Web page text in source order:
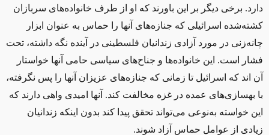
دارد. برخی دیگر بر این باورند که او از طرف خانواده‌های سربازان
کشته‌شده اسرائیلی که جنازه‌های آنها را حماس به عنوان ابزار
چانه‌زنی در مورد آزادی زندانیان فلسطینی در آینده نگه داشته، تحت
فشار است. این خانواده‌ها و جناح‌های سیاسی حامی آنها خواستار
آن ‌اند که اسرائیل تا زمانی که جنازه‌های عزیزان آنها را پس نگرفته،
با بهسازی‌های عمده در غزه مخالفت کند. آنها امیدی واهی دارند که
این خواسته به‌نوعی می‌تواند تحقق پیدا کند بدون اینکه زندانیان
زیادی از عوامل حماس آزاد شوند.